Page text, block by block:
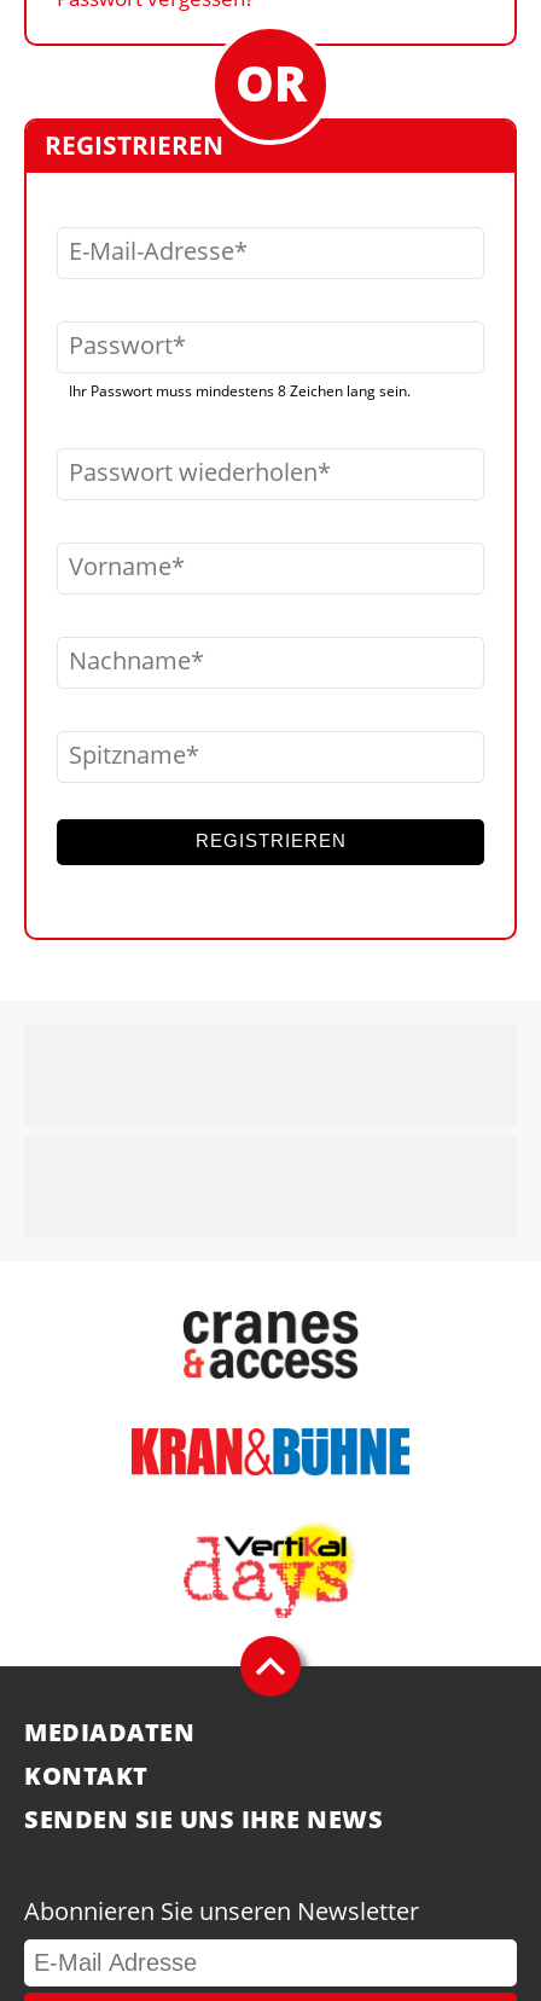
REGISTRIEREN
E-Mail-Adresse
Passwort
Ihr Passwort muss mindestens 8 Zeichen lang sein.
Passwort wiederholen
Vorname
Nachname
Spitzname
REGISTRIEREN
MEDIADATEN
KONTAKT
SENDEN SIE UNS IHRE NEWS
Abonnieren Sie unseren Newsletter